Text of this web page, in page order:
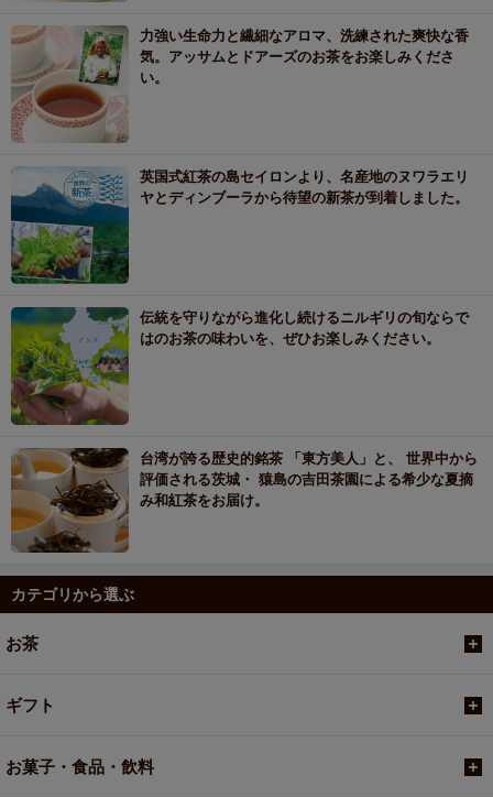
力強い生命力と繊細なアロマ、洗練された爽快な香
気。アッサムとドアーズのお茶をお楽しみくださ
い。
英国式紅茶の島セイロンより、名産地のヌワラエリ
ヤとディンブーラから待望の新茶が到着しました。
伝統を守りながら進化し続けるニルギリの旬ならで
はのお茶の味わいを、ぜひお楽しみください。
台湾が誇る歴史的銘茶 「東方美人」と、 世界中から
評価される茨城・ 猿島の吉田茶園による希少な夏摘
み和紅茶をお届け。
カテゴリから選ぶ
お茶
ギフト
お菓子・食品・飲料